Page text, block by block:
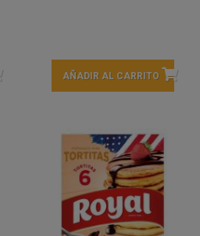
AÑADIR AL CARRITO